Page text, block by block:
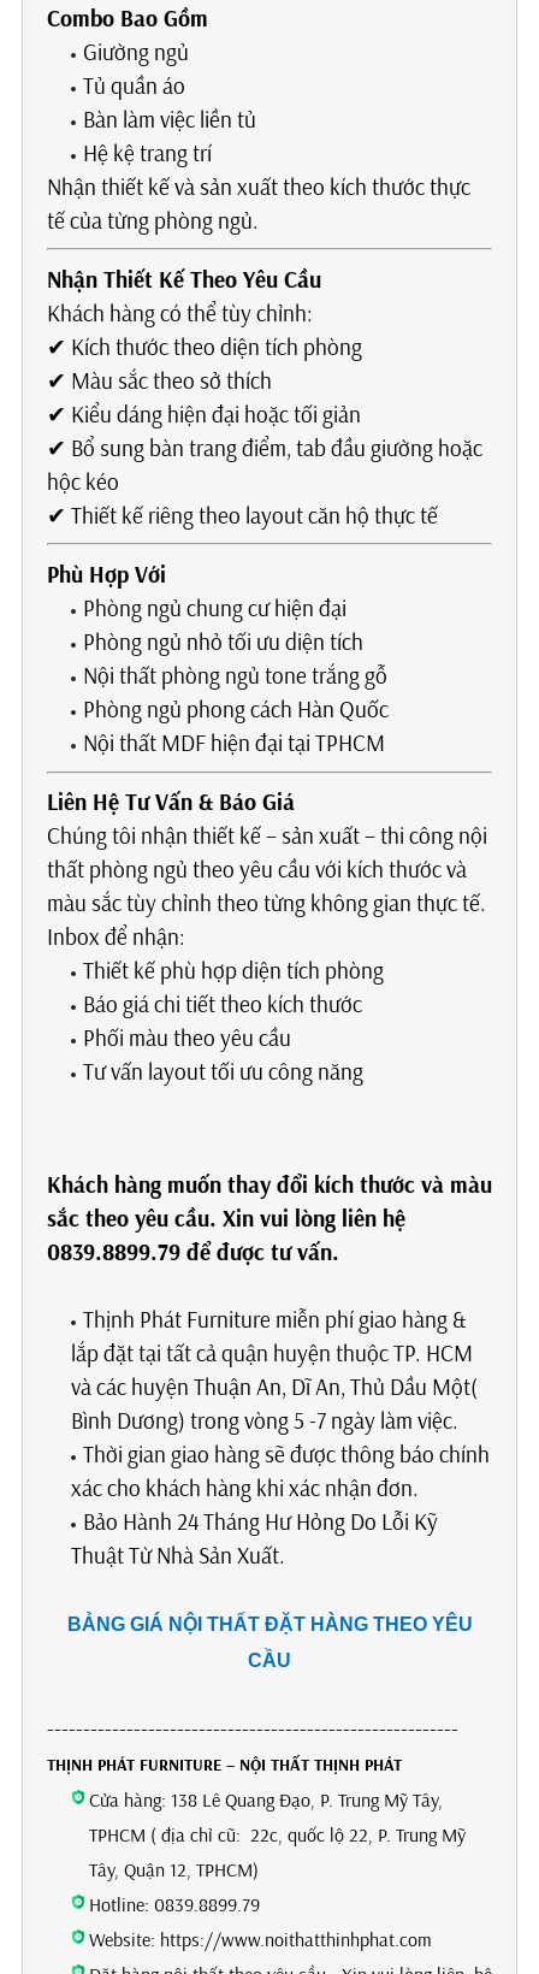
Combo Bao Gồm
Giường ngủ
Tủ quần áo
Bàn làm việc liền tủ
Hệ kệ trang trí
Nhận thiết kế và sản xuất theo kích thước thực
tế của từng phòng ngủ.
Nhận Thiết Kế Theo Yêu Cầu
Khách hàng có thể tùy chỉnh:
✔ Kích thước theo diện tích phòng
✔ Màu sắc theo sở thích
✔ Kiểu dáng hiện đại hoặc tối giản
✔ Bổ sung bàn trang điểm, tab đầu giường hoặc
hộc kéo
✔ Thiết kế riêng theo layout căn hộ thực tế
Phù Hợp Với
Phòng ngủ chung cư hiện đại
Phòng ngủ nhỏ tối ưu diện tích
Nội thất phòng ngủ tone trắng gỗ
Phòng ngủ phong cách Hàn Quốc
Nội thất MDF hiện đại tại TPHCM
Liên Hệ Tư Vấn & Báo Giá
Chúng tôi nhận thiết kế – sản xuất – thi công nội
thất phòng ngủ theo yêu cầu với kích thước và
màu sắc tùy chỉnh theo từng không gian thực tế.
Inbox để nhận:
Thiết kế phù hợp diện tích phòng
Báo giá chi tiết theo kích thước
Phối màu theo yêu cầu
Tư vấn layout tối ưu công năng
Khách hàng muốn thay đổi kích thước và màu
sắc theo yêu cầu. Xin vui lòng liên hệ
0839.8899.79 để được tư vấn.
Thịnh Phát Furniture miễn phí giao hàng &
lắp đặt tại tất cả quận huyện thuộc TP. HCM
và các huyện Thuận An, Dĩ An, Thủ Dầu Một(
Bình Dương) trong vòng 5 -7 ngày làm việc.
Thời gian giao hàng sẽ được thông báo chính
xác cho khách hàng khi xác nhận đơn.
Bảo Hành 24 Tháng Hư Hỏng Do Lỗi Kỹ
Thuật Từ Nhà Sản Xuất.
BẢNG GIÁ NỘI THẤT ĐẶT HÀNG THEO YÊU
CẦU
---------------------------------------------------------
THỊNH PHÁT FURNITURE – NỘI THẤT THỊNH PHÁT
Cửa hàng: 138 Lê Quang Đạo, P. Trung Mỹ Tây,
TPHCM ( địa chỉ cũ: 22c, quốc lộ 22, P. Trung Mỹ
Tây, Quận 12, TPHCM)
Hotline: 0839.8899.79
Website: https://www.noithatthinhphat.com